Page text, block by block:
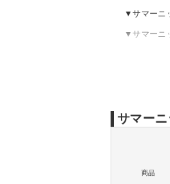
サマーニ
サマーニ
サマー
商品